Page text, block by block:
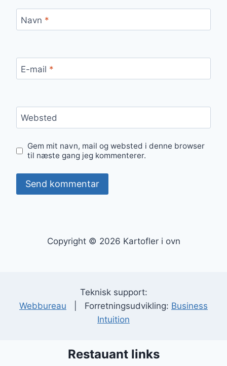
Navn *
E-mail *
Websted
Gem mit navn, mail og websted i denne browser
til næste gang jeg kommenterer.
Copyright © 2026 Kartofler i ovn
Teknisk support:
Webbureau | Forretningsudvikling: Business
Intuition
Restauant links